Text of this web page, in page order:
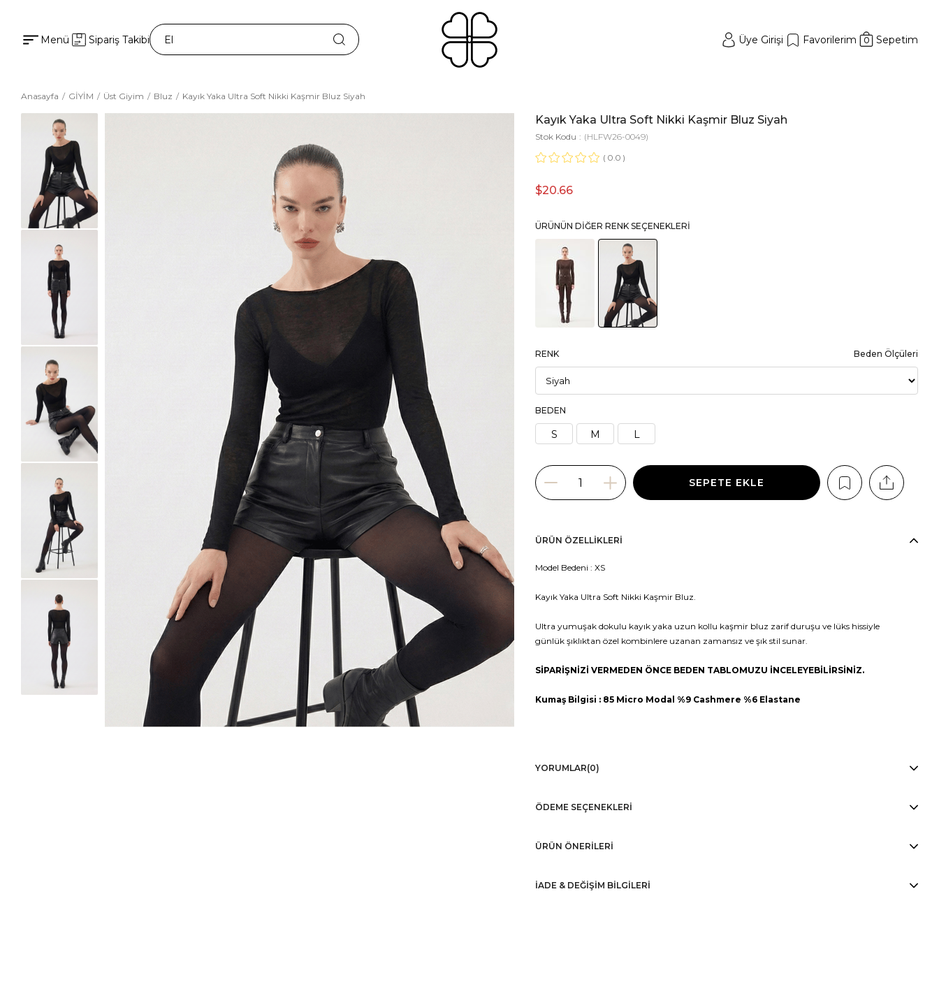
Menü Sipariş Takibi Üye Girişi Favorilerim Sepetim
0
Anasayfa GİYİM Üst Giyim Bluz Kayık Yaka Ultra Soft Nikki Kaşmir Bluz Siyah
Kayık Yaka Ultra Soft Nikki Kaşmir Bluz Siyah
Stok Kodu
(HLFW26-0049)
0.0
$20.66
ÜRÜNÜN DIĞER RENK SEÇENEKLERI
RENK
BEDEN
S M L
Beden Ölçüleri
ÜRÜN ÖZELLIKLERI
Model Bedeni : XS
Kayık Yaka Ultra Soft Nikki Kaşmir Bluz.
Ultra yumuşak dokulu kayık yaka uzun kollu kaşmir bluz zarif duruşu ve lüks hissiyle
günlük şıklıktan özel kombinlere uzanan zamansız ve şık stil sunar.
SİPARİŞNİZİ VERMEDEN ÖNCE BEDEN TABLOMUZU İNCELEYEBİLİRSİNİZ.
Kumaş Bilgisi : 85 Micro Modal %9 Cashmere %6 Elastane
YORUMLAR(0)
ÖDEME SEÇENEKLERI
ÜRÜN ÖNERILERI
İADE & DEĞİŞİM BİLGİLERİ